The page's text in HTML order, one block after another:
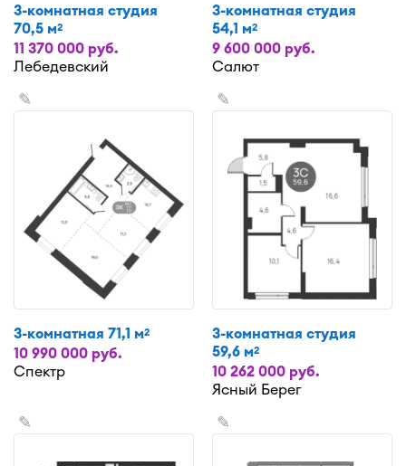
3-комнатная студия
70,5 м2
11 370 000 руб.
Лебедевский
3-комнатная студия
54,1 м2
9 600 000 руб.
Салют
✎
3-комнатная 71,1 м2
10 990 000 руб.
Спектр
✎
3-комнатная студия
59,6 м2
10 262 000 руб.
Ясный Берег
✎ ✎